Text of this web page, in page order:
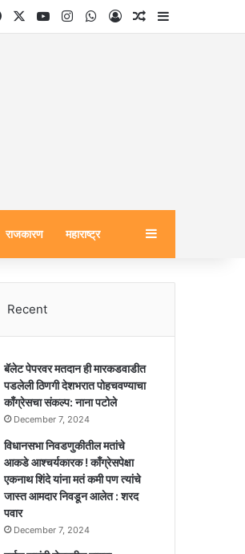
FacebookYouTubeInstagramWhatsApp
Log InRandom Article
Sidebar
राजकारण महाराष्ट्र Sidebar
Recent
बॅलेट पेपरवर मतदान ही मारकडवाडीत
पडलेली ठिणगी देशभरात पोहचवण्याचा
काँग्रेसचा संकल्प: नाना पटोले
December 7, 2024
विधानसभा निवडणुकीतील मतांचे
आकडे आश्चर्यकारक ! काँग्रेसपेक्षा
एकनाथ शिंदे यांना मतं कमी पण त्यांचे
जास्त आमदार निवडून आलेत : शरद
पवार
December 7, 2024